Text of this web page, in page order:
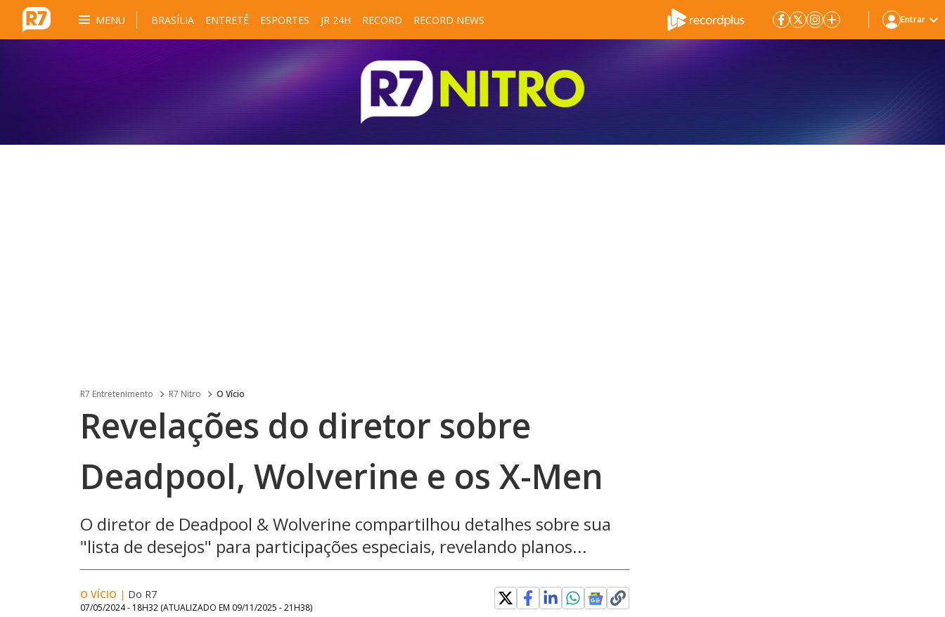
MENU BRASÍLIA ENTRETÊ ESPORTES JR 24H RECORD RECORD NEWS Entrar
R7 Entretenimento R7 Nitro O Vício
Revelações do diretor sobre
Deadpool, Wolverine e os X-Men
O diretor de Deadpool & Wolverine compartilhou detalhes sobre sua
"lista de desejos" para participações especiais, revelando planos...
O VÍCIO | Do R7
07/05/2024 - 18H32 (ATUALIZADO EM 09/11/2025 - 21H38)